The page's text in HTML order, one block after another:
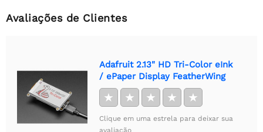
Avaliações de Clientes
Adafruit 2.13" HD Tri-Color eInk
/ ePaper Display FeatherWing
★ ★ ★ ★ ★
Clique em uma estrela para deixar sua